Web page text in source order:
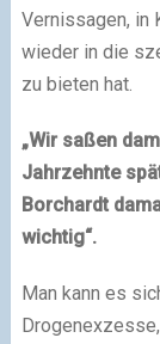
Vernissagen, in
wieder in die
zu bieten hat.
„Wir saßen
Jahrzehnte
Borchardt
wichtig“.
Man kann es